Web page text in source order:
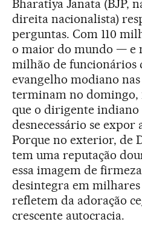
Bharatiya Janata (BJP,
direita nacionalista)
perguntas. Com 110
o maior do mundo — e
milhão de funcionários
evangelho modiano nas
terminam no domingo,
que o dirigente indiano
desnecessário se
Porque no exterior, de
tem uma reputação
essa imagem de firmeza
desintegra em milhares
refletem da adoração
crescente autocracia.